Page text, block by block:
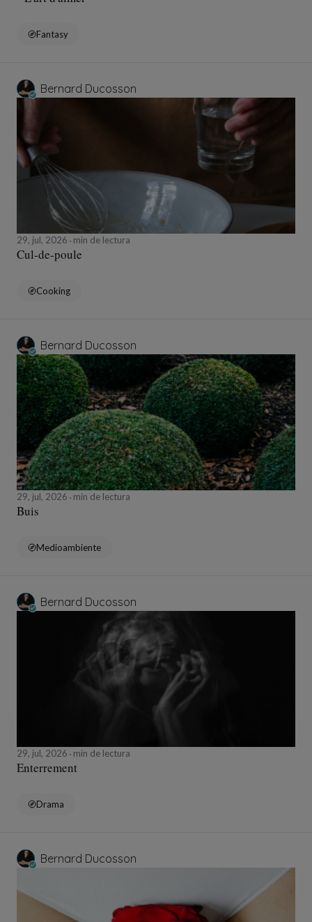
Fantasy
Bernard Ducosson
29, jul, 2026 min de lectura
Cul-de-poule
Cooking
Bernard Ducosson
29, jul, 2026 min de lectura
Buis
Medioambiente
Bernard Ducosson
29, jul, 2026 min de lectura
Enterrement
Drama
Bernard Ducosson